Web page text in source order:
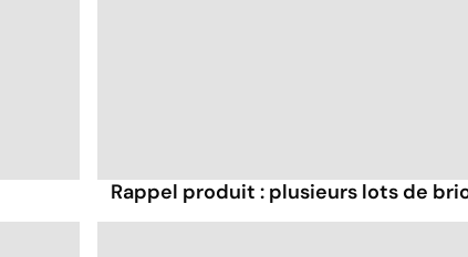
Rappel produit : plusieurs lots de